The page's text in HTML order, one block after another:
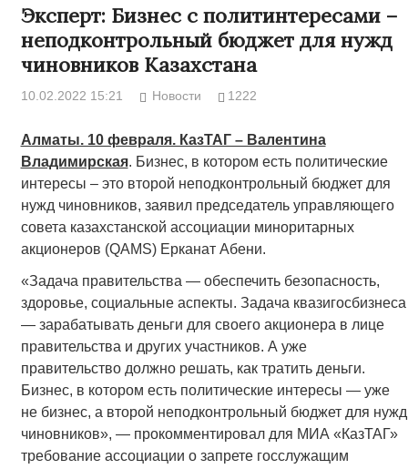
Эксперт: Бизнес с политинтересами –
неподконтрольный бюджет для нужд
чиновников Казахстана
10.02.2022 15:21 Новости 1222
Aлматы. 10 февраля. КазТАГ – Валентина
Владимирская. Бизнес, в котором есть политические
интересы – это второй неподконтрольный бюджет для
нужд чиновников, заявил председатель управляющего
совета казахстанской ассоциации миноритарных
акционеров (QAMS) Ерканат Абени.
«Задача правительства — обеспечить безопасность,
здоровье, социальные аспекты. Задача квазигосбизнеса
— зарабатывать деньги для своего акционера в лице
правительства и других участников. А уже
правительство должно решать, как тратить деньги.
Бизнес, в котором есть политические интересы — уже
не бизнес, а второй неподконтрольный бюджет для нужд
чиновников», — прокомментировал для МИА «КазТАГ»
требование ассоциации о запрете госслужащим